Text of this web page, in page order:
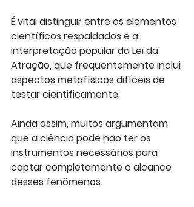
É vital distinguir entre os elementos
científicos respaldados e a
interpretação popular da Lei da
Atração, que frequentemente inclui
aspectos metafísicos difíceis de
testar cientificamente.
Ainda assim, muitos argumentam
que a ciência pode não ter os
instrumentos necessários para
captar completamente o alcance
desses fenômenos.